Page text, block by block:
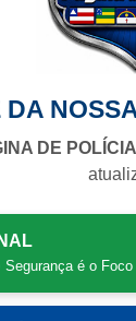
DA
DE POLÍCIA
Segurança é o Foco